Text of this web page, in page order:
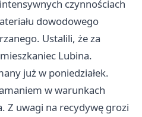
czynnościach
dowodowego
Ustalili, że za
mieszkaniec Lubina.
już w poniedziałek.
w warunkach
Z uwagi na recydywę grozi